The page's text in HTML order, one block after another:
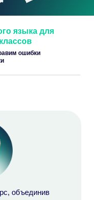
ошибки
языка для
объединив